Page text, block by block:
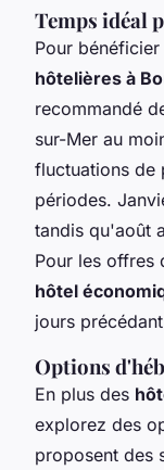
Temps idéal
Pour
hôtelières à
recommandé
sur-Mer au
fluctuations de
périodes.
tandis qu'août
Pour les offres
hôtel
jours
Options
En plus des
explorez des
proposent des